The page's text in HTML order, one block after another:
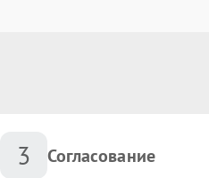
3 Согласование